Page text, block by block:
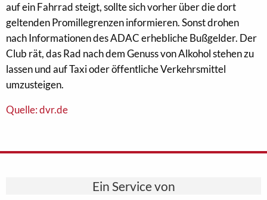
auf ein Fahrrad steigt, sollte sich vorher über die dort
geltenden Promillegrenzen informieren. Sonst drohen
nach Informationen des ADAC erhebliche Bußgelder. Der
Club rät, das Rad nach dem Genuss von Alkohol stehen zu
lassen und auf Taxi oder öffentliche Verkehrsmittel
umzusteigen.
Quelle: dvr.de
Ein Service von